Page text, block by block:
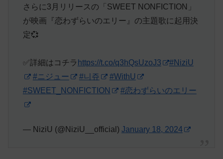
さらに3月リリースの「SWEET NONFICTION」
が映画『恋わずらいのエリー』の主題歌に起用決
定💞
✅詳細はコチラ https://t.co/q3hQsUzoJ3
#NiziU
#ニジュー
#니쥬
#WithU
#SWEET_NONFICTION
#恋わずらいのエリー
— NiziU (@NiziU__official) January 18, 2024